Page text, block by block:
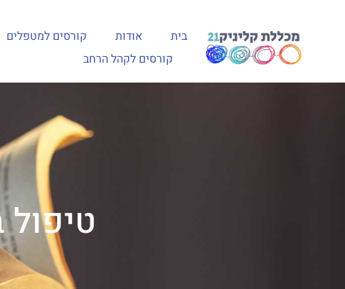
בית אודות
קורסים למטפלים
קורסים לקהל הרחב